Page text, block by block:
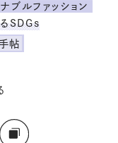
ブルファッション
SDGs
帖